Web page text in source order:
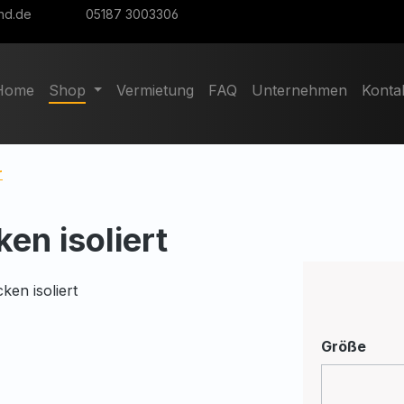
05187 3003306
Shop Vermietung FAQ Unternehmen
isoliert
Größe